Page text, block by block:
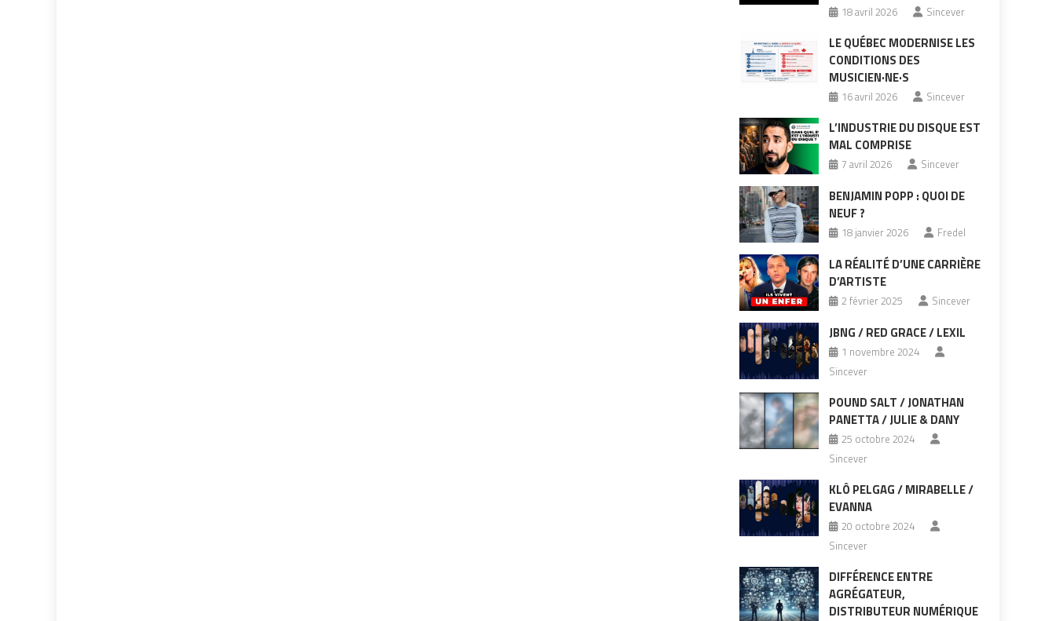
18 avril 2026 Sincever
LE QUÉBEC MODERNISE LES
CONDITIONS DES
MUSICIEN·NE·S
16 avril 2026 Sincever
L’INDUSTRIE DU DISQUE EST
MAL COMPRISE
7 avril 2026 Sincever
BENJAMIN POPP : QUOI DE
NEUF ?
18 janvier 2026 Fredel
LA RÉALITÉ D’UNE CARRIÈRE
D’ARTISTE
2 février 2025 Sincever
JBNG / RED GRACE / LEXIL
1 novembre 2024
Sincever
POUND SALT / JONATHAN
PANETTA / JULIE & DANY
25 octobre 2024
Sincever
KLÔ PELGAG / MIRABELLE /
EVANNA
20 octobre 2024
Sincever
DIFFÉRENCE ENTRE
AGRÉGATEUR,
DISTRIBUTEUR NUMÉRIQUE